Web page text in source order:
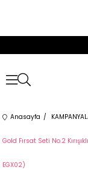
Anasayfa
Gold Fırsat Seti No.2
EGX02)